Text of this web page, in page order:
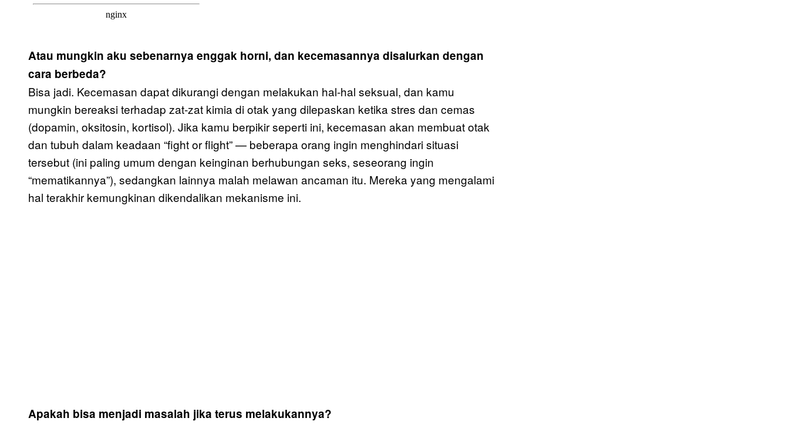
Atau mungkin aku sebenarnya enggak horni, dan kecemasannya disalurkan dengan
cara berbeda?
Bisa jadi. Kecemasan dapat dikurangi dengan melakukan hal-hal seksual, dan kamu
mungkin bereaksi terhadap zat-zat kimia di otak yang dilepaskan ketika stres dan cemas
(dopamin, oksitosin, kortisol). Jika kamu berpikir seperti ini, kecemasan akan membuat otak
dan tubuh dalam keadaan “fight or flight” — beberapa orang ingin menghindari situasi
tersebut (ini paling umum dengan keinginan berhubungan seks, seseorang ingin
“mematikannya”), sedangkan lainnya malah melawan ancaman itu. Mereka yang mengalami
hal terakhir kemungkinan dikendalikan mekanisme ini.
Apakah bisa menjadi masalah jika terus melakukannya?